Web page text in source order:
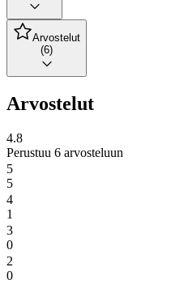
Arvostelut
(6)
Arvostelut
4.8
Perustuu 6 arvosteluun
5
5
4
1
3
0
2
0